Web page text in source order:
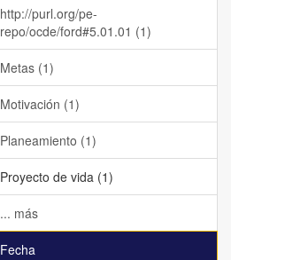
http://purl.org/pe-
repo/ocde/ford#5.01.01 (1)
Metas (1)
Motivación (1)
Planeamiento (1)
Proyecto de vida (1)
... más
Fecha